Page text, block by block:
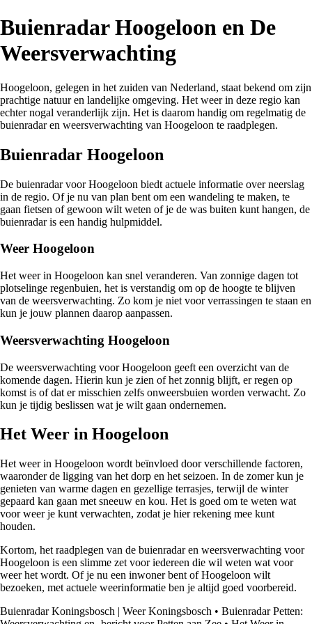
Buienradar Hoogeloon en De
Weersverwachting
Hoogeloon, gelegen in het zuiden van Nederland, staat bekend om zijn
prachtige natuur en landelijke omgeving. Het weer in deze regio kan
echter nogal veranderlijk zijn. Het is daarom handig om regelmatig de
buienradar en weersverwachting van Hoogeloon te raadplegen.
Buienradar Hoogeloon
De buienradar voor Hoogeloon biedt actuele informatie over neerslag
in de regio. Of je nu van plan bent om een wandeling te maken, te
gaan fietsen of gewoon wilt weten of je de was buiten kunt hangen, de
buienradar is een handig hulpmiddel.
Weer Hoogeloon
Het weer in Hoogeloon kan snel veranderen. Van zonnige dagen tot
plotselinge regenbuien, het is verstandig om op de hoogte te blijven
van de weersverwachting. Zo kom je niet voor verrassingen te staan en
kun je jouw plannen daarop aanpassen.
Weersverwachting Hoogeloon
De weersverwachting voor Hoogeloon geeft een overzicht van de
komende dagen. Hierin kun je zien of het zonnig blijft, er regen op
komst is of dat er misschien zelfs onweersbuien worden verwacht. Zo
kun je tijdig beslissen wat je wilt gaan ondernemen.
Het Weer in Hoogeloon
Het weer in Hoogeloon wordt beïnvloed door verschillende factoren,
waaronder de ligging van het dorp en het seizoen. In de zomer kun je
genieten van warme dagen en gezellige terrasjes, terwijl de winter
gepaard kan gaan met sneeuw en kou. Het is goed om te weten wat
voor weer je kunt verwachten, zodat je hier rekening mee kunt
houden.
Kortom, het raadplegen van de buienradar en weersverwachting voor
Hoogeloon is een slimme zet voor iedereen die wil weten wat voor
weer het wordt. Of je nu een inwoner bent of Hoogeloon wilt
bezoeken, met actuele weerinformatie ben je altijd goed voorbereid.
Buienradar Koningsbosch | Weer Koningsbosch • Buienradar Petten: